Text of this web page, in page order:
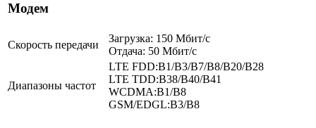
Модем
Скорость передачи
Загрузка: 150 Мбит/с
Отдача: 50 Мбит/с
Диапазоны частот
LTE FDD:B1/B3/B7/B8/B20/B28
LTE TDD:B38/B40/B41
WCDMA:B1/B8
GSM/EDGL:B3/B8